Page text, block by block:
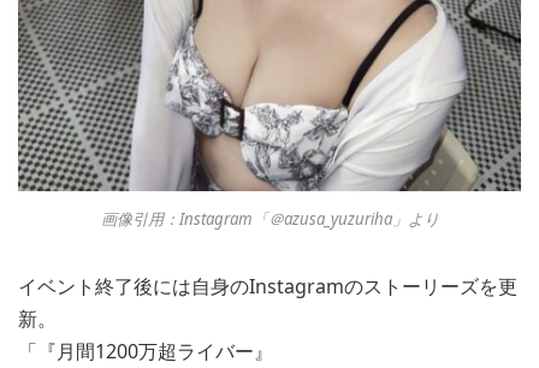
画像引用：Instagram「＠azusa_yuzuriha」より
イベント終了後には自身のInstagramのストーリーズを更
新。
「『月間1200万超ライバー』